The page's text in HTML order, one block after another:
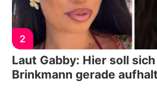
2
Laut Gabby: Hier soll
Brinkmann gerade